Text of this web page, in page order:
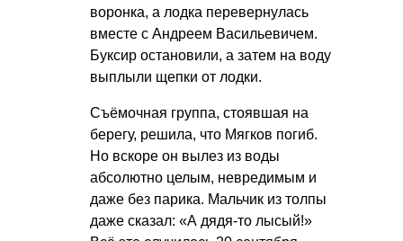
воронка, а лодка перевернулась
вместе с Андреем Васильевичем.
Буксир остановили, а затем на воду
выплыли щепки от лодки.
Съёмочная группа, стоявшая на
берегу, решила, что Мягков погиб.
Но вскоре он вылез из воды
абсолютно целым, невредимым и
даже без парика. Мальчик из толпы
даже сказал: «А дядя-то лысый!»